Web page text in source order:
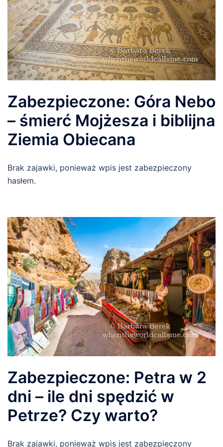
Zabezpieczone: Góra Nebo
– śmierć Mojżesza i biblijna
Ziemia Obiecana
Brak zajawki, ponieważ wpis jest zabezpieczony
hasłem.
Zabezpieczone: Petra w 2
dni – ile dni spędzić w
Petrze? Czy warto?
Brak zajawki, ponieważ wpis jest zabezpieczony